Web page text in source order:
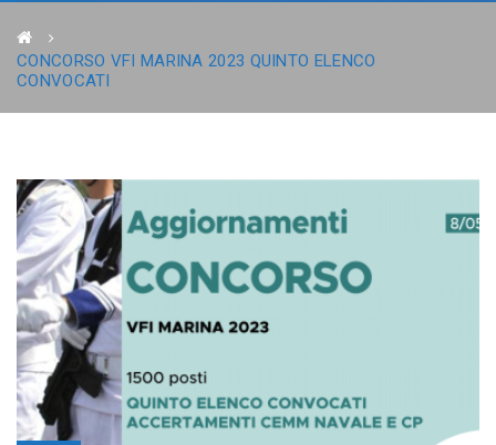
CONCORSO VFI MARINA 2023 QUINTO ELENCO
CONVOCATI